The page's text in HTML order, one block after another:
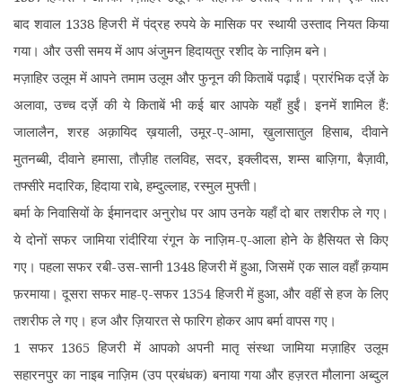
बाद शवाल 1338 हिजरी में पंद्रह रुपये के मासिक पर स्थायी उस्ताद नियत किया
गया। और उसी समय में आप अंजुमन हिदायतुर रशीद के नाज़िम बने।
मज़ाहिर उलूम में आपने तमाम उलूम और फुनून की किताबें पढ़ाईं। प्रारंभिक दर्ज़े के
अलावा, उच्च दर्ज़े की ये किताबें भी कई बार आपके यहाँ हुईं। इनमें शामिल हैं:
जालालैन, शरह अक़ायिद ख़याली, उमूर-ए-आमा, ख़ुलासातुल हिसाब, दीवाने
मुतनब्बी, दीवाने हमासा, तौज़ीह तलविह, सदर, इक्लीदस, शम्स बाज़िगा, बैज़ावी,
तफ्सीरे मदारिक, हिदाया राबे, हम्दुल्लाह, रस्मुल मुफ्ती।
बर्मा के निवासियों के ईमानदार अनुरोध पर आप उनके यहाँ दो बार तशरीफ ले गए।
ये दोनों सफर जामिया रांदीरिया रंगून के नाज़िम-ए-आला होने के हैसियत से किए
गए। पहला सफर रबी-उस-सानी 1348 हिजरी में हुआ, जिसमें एक साल वहाँ क़याम
फ़रमाया। दूसरा सफर माह-ए-सफर 1354 हिजरी में हुआ, और वहीं से हज के लिए
तशरीफ ले गए। हज और ज़ियारत से फारिग होकर आप बर्मा वापस गए।
1 सफर 1365 हिजरी में आपको अपनी मातृ संस्था जामिया मज़ाहिर उलूम
सहारनपुर का नाइब नाज़िम (उप प्रबंधक) बनाया गया और हज़रत मौलाना अब्दुल